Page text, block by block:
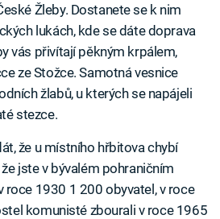
Žleby. Dostanete se k nim
lukách, kde se dáte doprava
vás přivítají pěkným krpálem,
ze Stožce. Samotná vesnice
žlabů, u kterých se napájeli
stezce.
že u místního hřbitova chybí
jste v bývalém pohraničním
roce 1930 1 200 obyvatel, v roce
komunisté zbourali v roce 1965